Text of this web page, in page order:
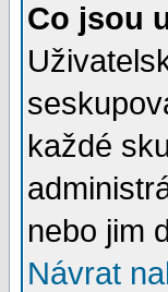
Co jsou
každé
nebo jim
Návrat